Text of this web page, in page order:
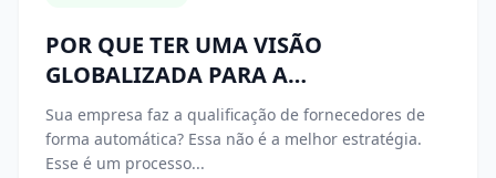
POR QUE TER UMA VISÃO
GLOBALIZADA PARA A
QUALIFICAÇÃO DE FORNECEDORES?
Sua empresa faz a qualificação de fornecedores de
forma automática? Essa não é a melhor estratégia.
Esse é um processo...